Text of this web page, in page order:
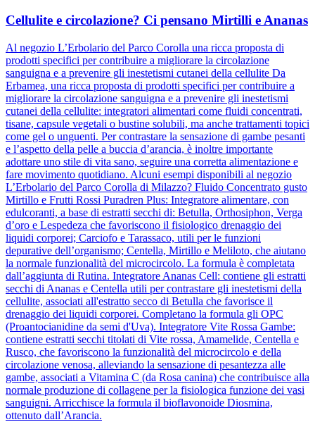
Cellulite e circolazione? Ci pensano Mirtilli e Ananas
Al negozio L’Erbolario del Parco Corolla una ricca proposta di
prodotti specifici per contribuire a migliorare la circolazione
sanguigna e a prevenire gli inestetismi cutanei della cellulite Da
Erbamea, una ricca proposta di prodotti specifici per contribuire a
migliorare la circolazione sanguigna e a prevenire gli inestetismi
cutanei della cellulite: integratori alimentari come fluidi concentrati,
tisane, capsule vegetali o bustine solubili, ma anche trattamenti topici
come gel o unguenti. Per contrastare la sensazione di gambe pesanti
e l’aspetto della pelle a buccia d’arancia, è inoltre importante
adottare uno stile di vita sano, seguire una corretta alimentazione e
fare movimento quotidiano. Alcuni esempi disponibili al negozio
L’Erbolario del Parco Corolla di Milazzo? Fluido Concentrato gusto
Mirtillo e Frutti Rossi Puradren Plus: Integratore alimentare, con
edulcoranti, a base di estratti secchi di: Betulla, Orthosiphon, Verga
d’oro e Lespedeza che favoriscono il fisiologico drenaggio dei
liquidi corporei; Carciofo e Tarassaco, utili per le funzioni
depurative dell’organismo; Centella, Mirtillo e Meliloto, che aiutano
la normale funzionalità del microcircolo. La formula è completata
dall’aggiunta di Rutina. Integratore Ananas Cell: contiene gli estratti
secchi di Ananas e Centella utili per contrastare gli inestetismi della
cellulite, associati all'estratto secco di Betulla che favorisce il
drenaggio dei liquidi corporei. Completano la formula gli OPC
(Proantocianidine da semi d'Uva). Integratore Vite Rossa Gambe:
contiene estratti secchi titolati di Vite rossa, Amamelide, Centella e
Rusco, che favoriscono la funzionalità del microcircolo e della
circolazione venosa, alleviando la sensazione di pesantezza alle
gambe, associati a Vitamina C (da Rosa canina) che contribuisce alla
normale produzione di collagene per la fisiologica funzione dei vasi
sanguigni. Arricchisce la formula il bioflavonoide Diosmina,
ottenuto dall’Arancia.